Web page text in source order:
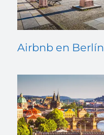
Airbnb en Berlín